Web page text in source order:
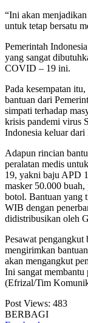
“Ini akan
untuk tetap bersatu
Pemerintah
yang sangat
COVID – 19 ini.
Pada kesempatan
bantuan dari
simpati terhadap
krisis pandemi virus
Indonesia keluar dari
Adapun rincian
peralatan medis
19, yakni baju APD
masker 50.000
botol. Bantuan yang
WIB dengan
didistribusikan oleh
Pesawat pengangkut
mengirimkan
akan mengangkut
Ini sangat
(Efrizal/Tim
Post Views: 483
BERBAGI